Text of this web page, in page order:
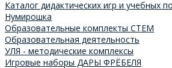
Каталог дидактических игр и учебных
Нумирошка
Образовательные комплекты СТЕМ
Образовательная деятельность
УЛЯ - методические комплексы
Игровые наборы ДАРЫ ФРЁБЕЛЯ